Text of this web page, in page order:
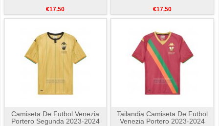
€17.50 €17.50
Camiseta De Futbol Venezia
Portero Segunda 2023-2024
Tailandia Camiseta De Futbol
Venezia Portero 2023-2024